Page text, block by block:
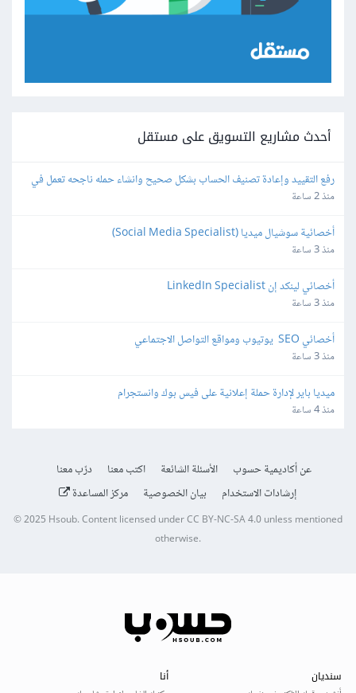
أحدث مشاريع التسويق على مستقل
googel ads
منذ 2 ساعة
أخصائية سوشيال ميديا (Social Media Specialist)
منذ 3 ساعة
أخصائي لينكد إن LinkedIn Specialist
منذ 3 ساعة
أخصائي SEO  يوتيوب ومواقع التواصل الاجتماعي
منذ 3 ساعة
ميديا باير لإدارة حملة إعلانية على فيس بوك وانستجرام
منذ 4 ساعة
عن أكاديمية حسوب الأسئلة الشائعة اكتب معنا
درّب معنا
إرشادات الاستخدام
بيان الخصوصية مركز المساعدة
© 2025 Hsoub.Content licensed underCC BY-NC-SA 4.0unless mentioned
otherwise.